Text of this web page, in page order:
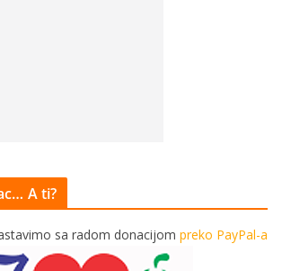
A ti?
sa radom donacijom preko PayPal-a